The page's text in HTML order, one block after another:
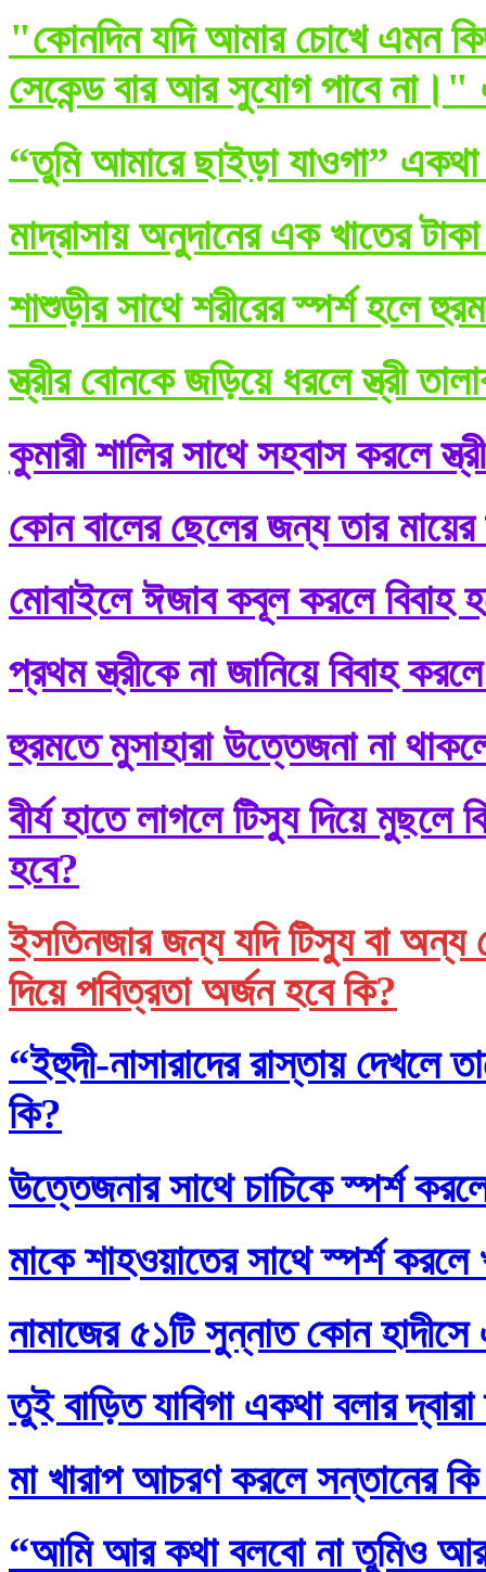
"কোনদিন যদি আমার চোখে এমন
সেকেন্ড বার আর সুযোগ পাবে না।"
“তুমি আমারে ছাইড়া যাওগা” একথা
মাদ্রাসায় অনুদানের এক খাতের
শাশুড়ীর সাথে শরীরের স্পর্শ হলে
স্ত্রীর বোনকে জড়িয়ে ধরলে স্ত্রী
কুমারী শালির সাথে সহবাস করলে
কোন বালের ছেলের জন্য তার মায়ের
মোবাইলে ঈজাব কবূল করলে বিবাহ
প্রথম স্ত্রীকে না জানিয়ে বিবাহ
হুরমতে মুসাহারা উত্তেজনা না
বীর্য হাতে লাগলে টিস্যু দিয়ে
হবে?
ইসতিনজার জন্য যদি টিস্যু বা অন্য
দিয়ে পবিত্রতা অর্জন হবে কি?
“ইহুদী-নাসারাদের রাস্তায় দেখলে
কি?
উত্তেজনার সাথে চাচিকে স্পর্শ
মাকে শাহওয়াতের সাথে স্পর্শ করলে
নামাজের ৫১টি সুন্নাত কোন হাদীসে
তুই বাড়িত যাবিগা একথা বলার
মা খারাপ আচরণ করলে সন্তানের
“আমি আর কথা বলবো না তুমিও আর